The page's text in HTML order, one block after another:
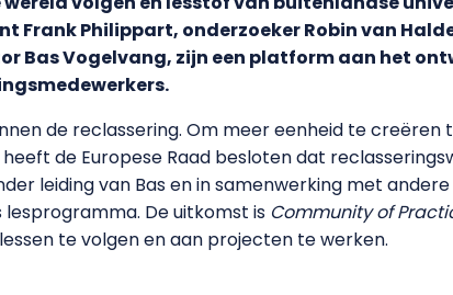
Frank Philippart, onderzoeker Robin van
Bas Vogelvang, zijn een platform aan het
de reclassering. Om meer eenheid te creëren
heeft de Europese Raad besloten dat
leiding van Bas en in samenwerking met
De uitkomst is Community of
te volgen en aan projecten te werken.